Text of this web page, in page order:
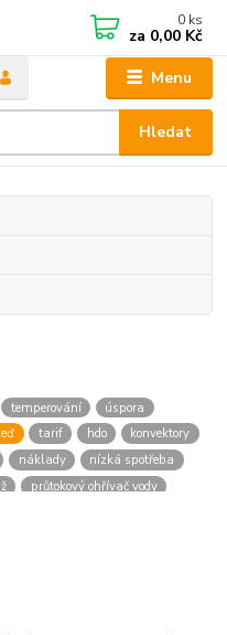
Menu
Hledat
0 ks
za 0,00 Kč
temperování
úspora
tarif hdo
konvektory
náklady
nízká spotřeba
průtokový ohřívač vody